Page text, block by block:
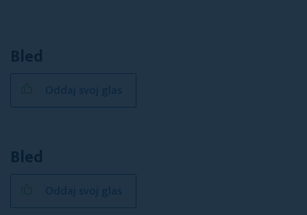
Bled
Oddaj svoj glas
Bled
Oddaj svoj glas